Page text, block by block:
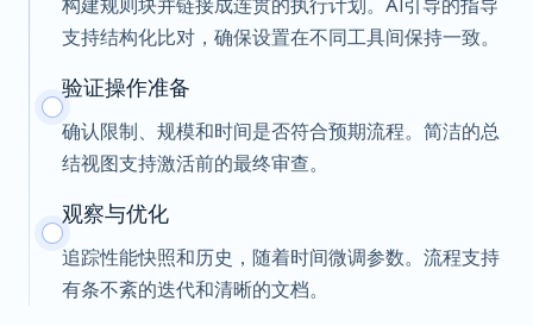
支持结构化比对，确保设置在不同工具间保持一致。
验证操作准备
确认限制、规模和时间是否符合预期流程。简洁的总
结视图支持激活前的最终审查。
观察与优化
追踪性能快照和历史，随着时间微调参数。流程支持
有条不紊的迭代和清晰的文档。